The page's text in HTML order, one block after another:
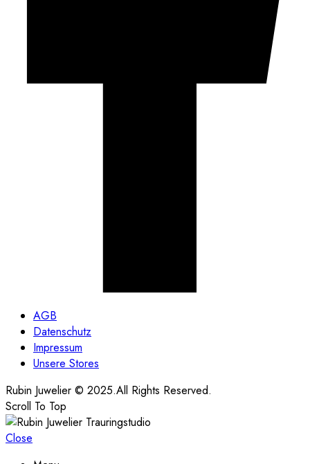
AGB
Datenschutz
Impressum
Unsere Stores
Rubin Juwelier © 2025.All Rights Reserved.
Scroll To Top
Close